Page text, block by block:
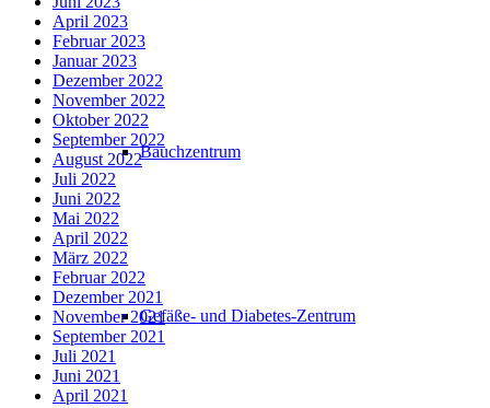
Bauchzentrum
Gefäße- und Diabetes-Zentrum
April 2023
Februar 2023
Januar 2023
Dezember 2022
November 2022
Oktober 2022
September 2022
August 2022
Juli 2022
Juni 2022
Mai 2022
April 2022
März 2022
Februar 2022
Dezember 2021
November 2021
September 2021
Juli 2021
Juni 2021
April 2021